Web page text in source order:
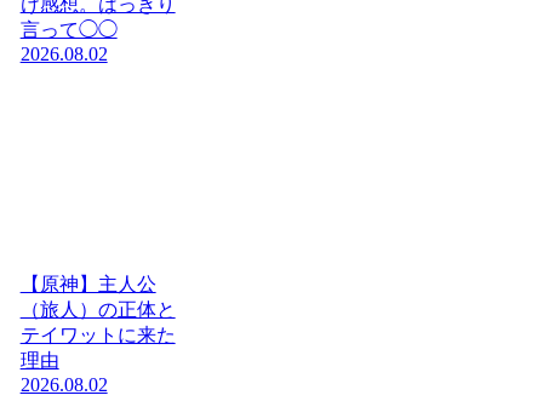
言って◯◯
2026.08.02
【原神】主人公
（旅人）の正体と
テイワットに来た
理由
2026.08.02